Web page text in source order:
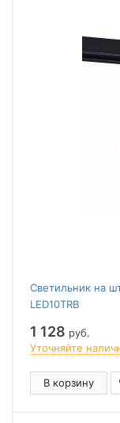
Светильник на
LED10TRB
1 128 руб.
Уточняйте
В корзину